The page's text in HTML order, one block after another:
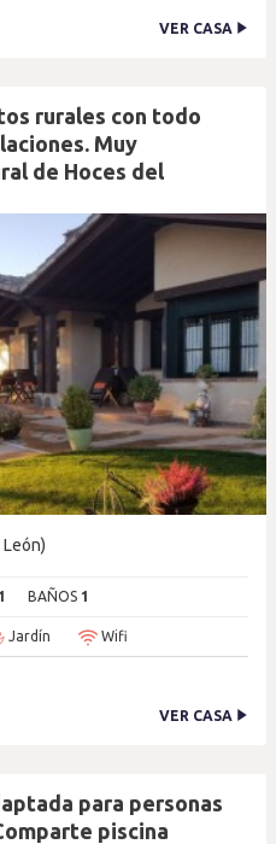
VER CASA
rurales con todo
Muy
de Hoces del
1 BAÑOS 1
Jardín Wifi
VER CASA
para personas
piscina